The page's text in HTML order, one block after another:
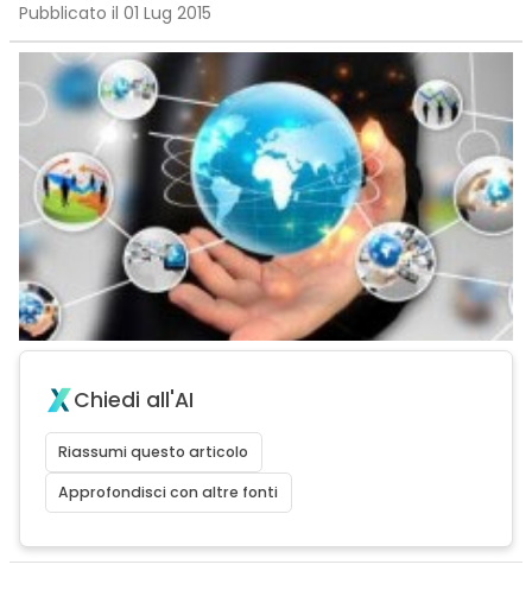
Pubblicato il 01 Lug 2015
Chiedi all'AI
Riassumi questo articolo
Approfondisci con altre fonti